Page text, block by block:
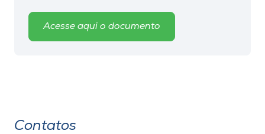
Acesse aqui o documento
Contatos